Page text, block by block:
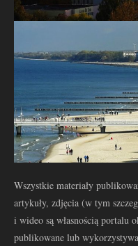
Wszystkie materiały
artykuły, zdjęcia (w tym
i wideo są własnością portalu
publikowane lub